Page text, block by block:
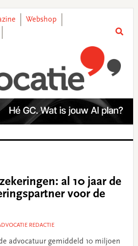
Webshop
al 10 jaar de
voor de
REDACTIE
advocatuur gemiddeld 10 miljoen